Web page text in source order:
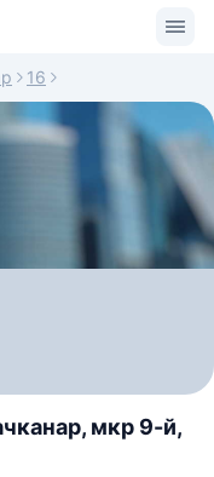
16
мкр 9-й,